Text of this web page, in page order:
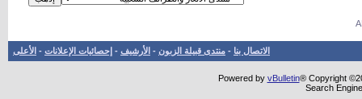
الاتصال بنا - منتدى قبيلة الزبون - الأرشيف - إحصائيات الإعلانات - الأعلى
Powered by vBulletin® Copyright
Search